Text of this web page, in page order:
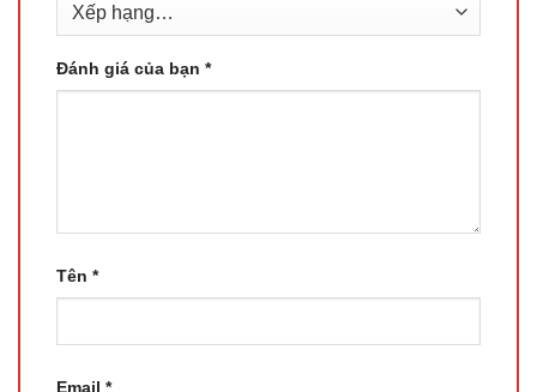
Đánh giá của bạn *
Tên *
Email *